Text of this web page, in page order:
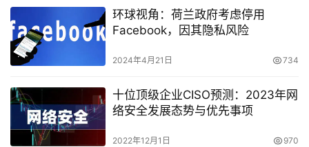
环球视角：荷兰政府考虑停用
Facebook，因其隐私风险
2024年4月21日 734
十位顶级企业CISO预测：2023年网
络安全发展态势与优先事项
2022年12月1日 970